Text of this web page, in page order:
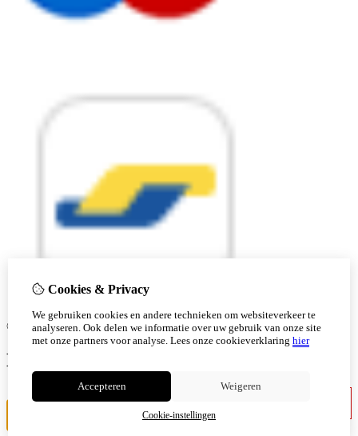
© Copyright 2026 |
Cookies & Privacy
We gebruiken cookies en andere technieken om websiteverkeer te
analyseren. Ook delen we informatie over uw gebruik van onze site
met onze partners voor analyse. Lees onze cookieverklaring hier
Accepteren Weigeren
Cookie-instellingen
Ben je 18 of ouder?